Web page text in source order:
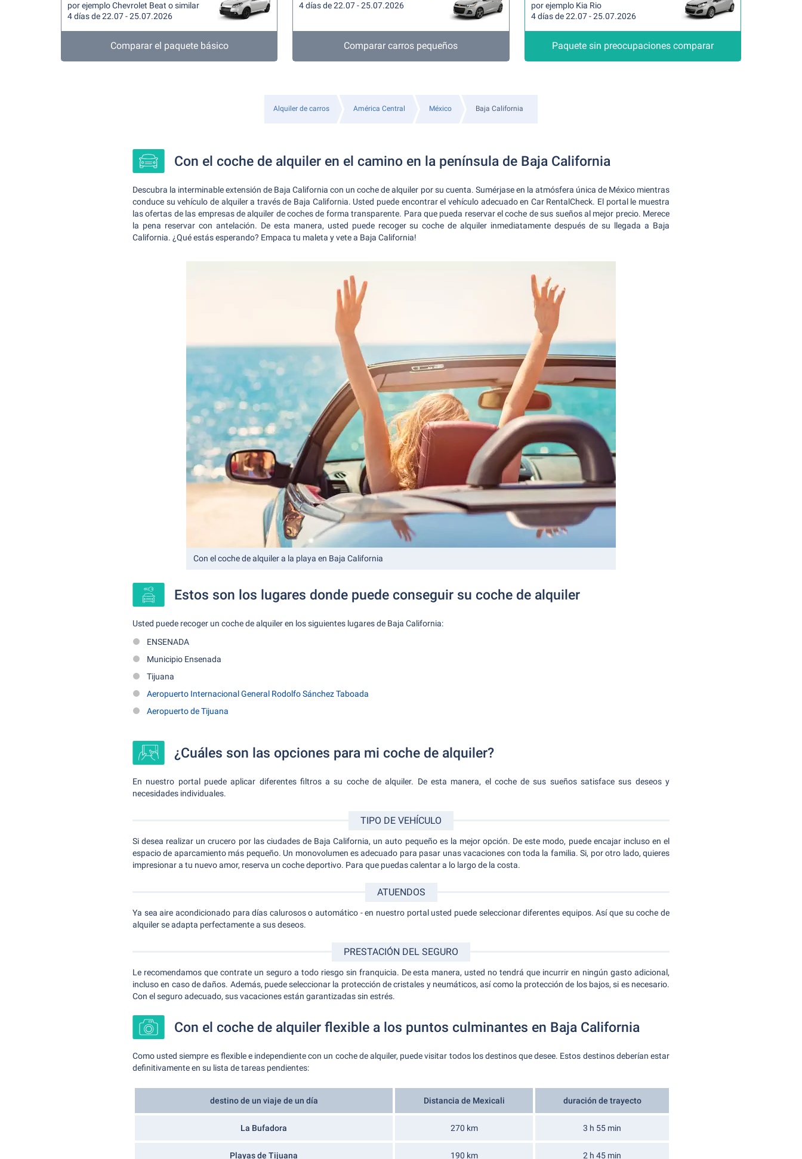
por ejemplo Chevrolet Beat o similar
4 días de 22.07 - 25.07.2026
Comparar el paquete básico
4 días de 22.07 - 25.07.2026
Comparar carros pequeños
por ejemplo Kia Rio
4 días de 22.07 - 25.07.2026
Paquete sin preocupaciones comparar
Alquiler de carros América Central México Baja California
Con el coche de alquiler en el camino en la península de Baja California
Descubra la interminable extensión de Baja California con un coche de alquiler por su cuenta. Sumérjase en la atmósfera única de México mientras
conduce su vehículo de alquiler a través de Baja California. Usted puede encontrar el vehículo adecuado en Car RentalCheck. El portal le muestra
las ofertas de las empresas de alquiler de coches de forma transparente. Para que pueda reservar el coche de sus sueños al mejor precio. Merece
la pena reservar con antelación. De esta manera, usted puede recoger su coche de alquiler inmediatamente después de su llegada a Baja
California. ¿Qué estás esperando? Empaca tu maleta y vete a Baja California!
Con el coche de alquiler a la playa en Baja California
Estos son los lugares donde puede conseguir su coche de alquiler
Usted puede recoger un coche de alquiler en los siguientes lugares de Baja California:
ENSENADA
Municipio Ensenada
Tijuana
Aeropuerto Internacional General Rodolfo Sánchez Taboada
Aeropuerto de Tijuana
¿Cuáles son las opciones para mi coche de alquiler?
En nuestro portal puede aplicar diferentes filtros a su coche de alquiler. De esta manera, el coche de sus sueños satisface sus deseos y
necesidades individuales.
TIPO DE VEHÍCULO
Si desea realizar un crucero por las ciudades de Baja California, un auto pequeño es la mejor opción. De este modo, puede encajar incluso en el
espacio de aparcamiento más pequeño. Un monovolumen es adecuado para pasar unas vacaciones con toda la familia. Si, por otro lado, quieres
impresionar a tu nuevo amor, reserva un coche deportivo. Para que puedas calentar a lo largo de la costa.
ATUENDOS
Ya sea aire acondicionado para días calurosos o automático - en nuestro portal usted puede seleccionar diferentes equipos. Así que su coche de
alquiler se adapta perfectamente a sus deseos.
PRESTACIÓN DEL SEGURO
Le recomendamos que contrate un seguro a todo riesgo sin franquicia. De esta manera, usted no tendrá que incurrir en ningún gasto adicional,
incluso en caso de daños. Además, puede seleccionar la protección de cristales y neumáticos, así como la protección de los bajos, si es necesario.
Con el seguro adecuado, sus vacaciones están garantizadas sin estrés.
Con el coche de alquiler flexible a los puntos culminantes en Baja California
Como usted siempre es flexible e independiente con un coche de alquiler, puede visitar todos los destinos que desee. Estos destinos deberían estar
definitivamente en su lista de tareas pendientes:
destino de un viaje de un día Distancia de Mexicali duración de trayecto
La Bufadora 270 km 3 h 55 min
Playas de Tijuana 190 km 2 h 45 min